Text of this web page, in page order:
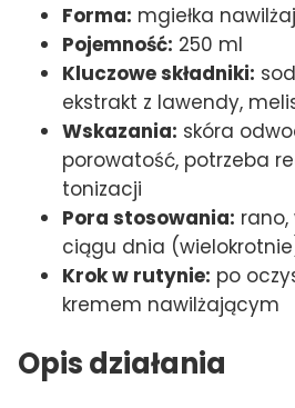
Forma: mgiełka
Pojemność: 250 ml
Kluczowe składniki:
ekstrakt z lawendy,
Wskazania: skóra
porowatość, potrzeba
tonizacji
Pora stosowania:
ciągu dnia
Krok w rutynie: po
kremem nawilżającym
Opis działania